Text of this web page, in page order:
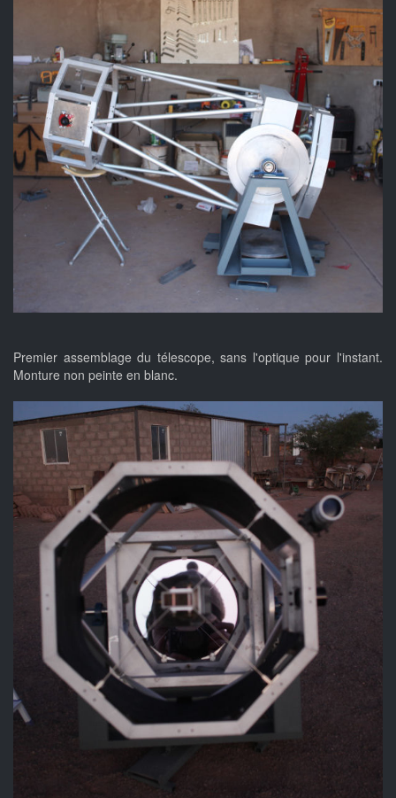
Premier assemblage du télescope, sans l'optique pour l'instant.
Monture non peinte en blanc.